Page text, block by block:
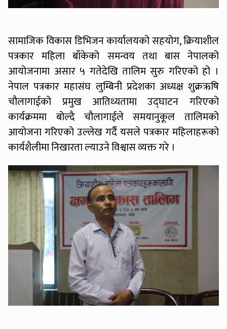
सामाजिक विकास डिभिजन कार्यालयको सहयोग, क्रियाशील
पत्रकार महिला बाँकेको समन्वय तथा बास नेपालको
आयोजनामा असार ५ गतेदेखि तालिम सुरु गरिएको हो ।
नेपाल पत्रकार महासंघ लुम्बिनी प्रदेशका अध्यक्ष शुक्रऋषि
चौलागाईको प्रमुख आतिथ्यतामा उद्घाटन गरिएको
कार्यक्रममा बोल्दै चौलागाईले समयानुकूल तालिमको
आयोजना गरिएको उल्लेख गर्दै यसले पत्रकार महिलाहरूको
कार्यशैलीमा निखारता ल्याउने विश्वास व्यक्त गरे ।